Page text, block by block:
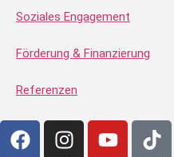
Soziales Engagement
Förderung & Finanzierung
Referenzen